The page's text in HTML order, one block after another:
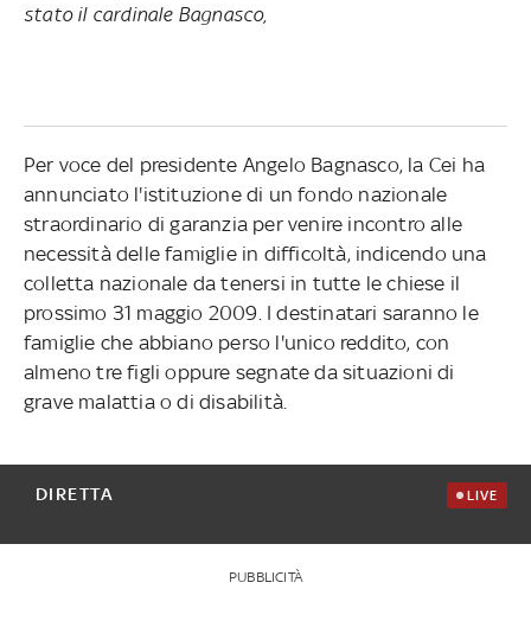
stato il cardinale Bagnasco,
Per voce del presidente Angelo Bagnasco, la Cei ha
annunciato l'istituzione di un fondo nazionale
straordinario di garanzia per venire incontro alle
necessità delle famiglie in difficoltà, indicendo una
colletta nazionale da tenersi in tutte le chiese il
prossimo 31 maggio 2009. I destinatari saranno le
famiglie che abbiano perso l'unico reddito, con
almeno tre figli oppure segnate da situazioni di
grave malattia o di disabilità.
DIRETTA LIVE
PUBBLICITÀ